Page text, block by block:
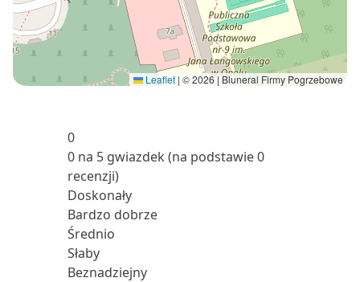
Leaflet | © 2026 | Bluneral Firmy Pogrzebowe
0
0 na 5 gwiazdek (na podstawie 0
recenzji)
Doskonały
Bardzo dobrze
Średnio
Słaby
Beznadziejny